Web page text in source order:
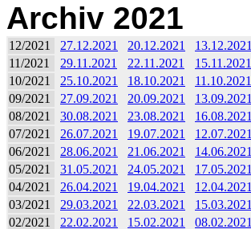
Archiv 2021
12/2021 27.12.2021 20.12.2021 13.12.2021
11/2021
29.11.2021 22.11.2021 15.11.2021
10/2021
25.10.2021 18.10.2021 11.10.2021
09/2021
27.09.2021 20.09.2021 13.09.2021
08/2021
30.08.2021 23.08.2021 16.08.2021
07/2021
26.07.2021 19.07.2021 12.07.2021
06/2021
28.06.2021 21.06.2021 14.06.2021
05/2021
31.05.2021 24.05.2021 17.05.2021
04/2021
26.04.2021 19.04.2021 12.04.2021
03/2021
29.03.2021 22.03.2021 15.03.2021
02/2021
22.02.2021 15.02.2021 08.02.2021